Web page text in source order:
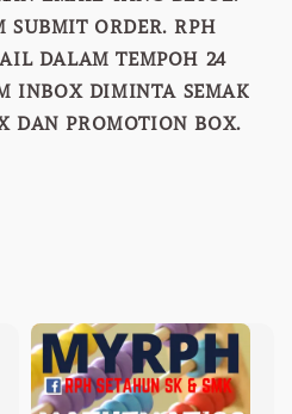
SUBMIT ORDER. RPH
DALAM TEMPOH 24
INBOX DIMINTA SEMAK
DAN PROMOTION BOX.